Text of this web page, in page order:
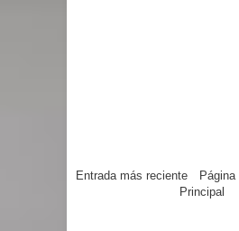
Entrada más reciente
Página
Principal